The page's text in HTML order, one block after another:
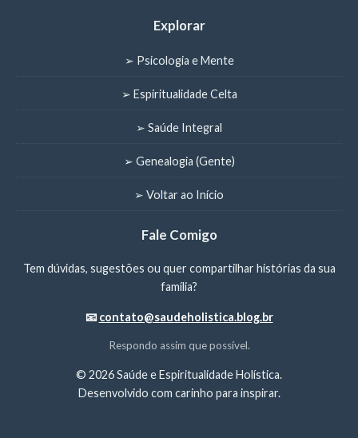
Explorar
➢ Psicologia e Mente
➢ Espiritualidade Celta
➢ Saúde Integral
➢ Genealogia (Gente)
➢ Voltar ao Início
Fale Comigo
Tem dúvidas, sugestões ou quer compartilhar histórias da sua
família?
📧 contato@saudeholistica.blog.br
Respondo assim que possível.
© 2026 Saúde e Espiritualidade Holística.
Desenvolvido com carinho para inspirar.